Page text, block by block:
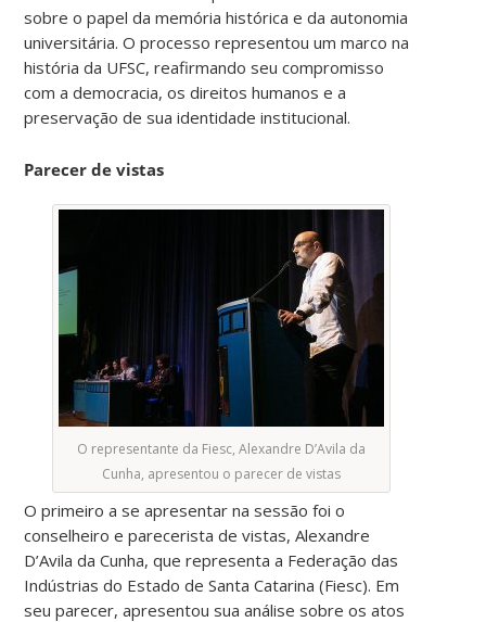
sobre o papel da memória histórica e da autonomia
universitária. O processo representou um marco na
história da UFSC, reafirmando seu compromisso
com a democracia, os direitos humanos e a
preservação de sua identidade institucional.
Parecer de vistas
O representante da Fiesc, Alexandre D’Avila da
Cunha, apresentou o parecer de vistas
O primeiro a se apresentar na sessão foi o
conselheiro e parecerista de vistas, Alexandre
D’Avila da Cunha, que representa a Federação das
Indústrias do Estado de Santa Catarina (Fiesc). Em
seu parecer, apresentou sua análise sobre os atos